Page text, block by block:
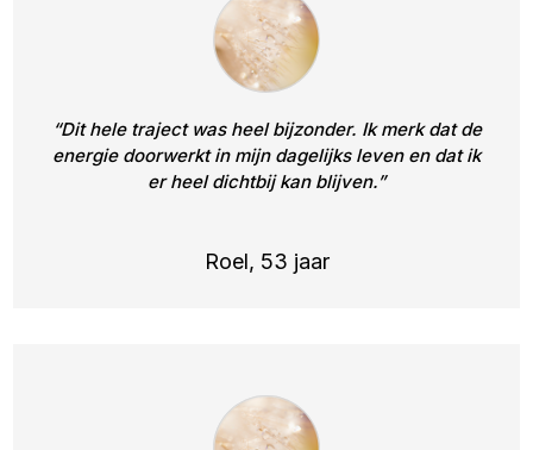
“Dit hele traject was heel bijzonder. Ik merk dat de
energie doorwerkt in mijn dagelijks leven en dat ik
er heel dichtbij kan blijven.”
Roel, 53 jaar